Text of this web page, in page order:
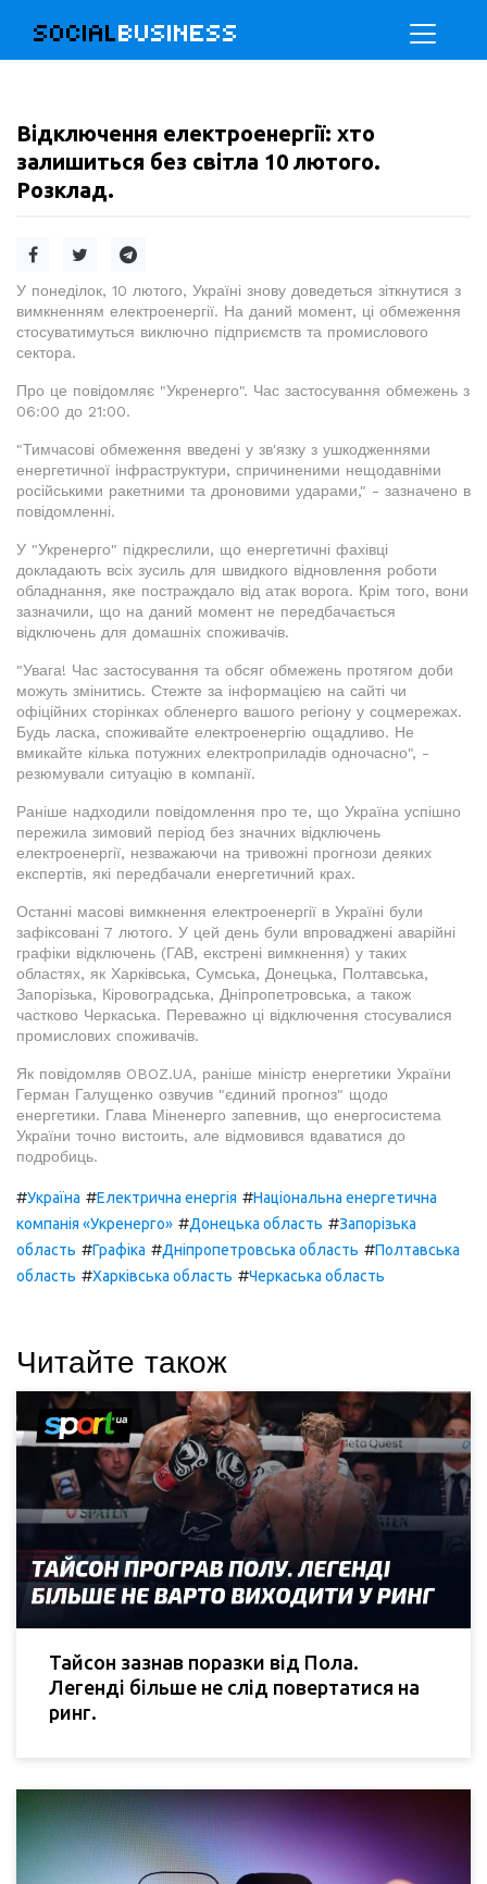
SOCIALBUSINESS
Відключення електроенергії: хто
залишиться без світла 10 лютого.
Розклад.
У понеділок, 10 лютого, Україні знову доведеться зіткнутися з
вимкненням електроенергії. На даний момент, ці обмеження
стосуватимуться виключно підприємств та промислового
сектора.
Про це повідомляє "Укренерго". Час застосування обмежень з
06:00 до 21:00.
"Тимчасові обмеження введені у зв'язку з ушкодженнями
енергетичної інфраструктури, спричиненими нещодавніми
російськими ракетними та дроновими ударами," - зазначено в
повідомленні.
У "Укренерго" підкреслили, що енергетичні фахівці
докладають всіх зусиль для швидкого відновлення роботи
обладнання, яке постраждало від атак ворога. Крім того, вони
зазначили, що на даний момент не передбачається
відключень для домашніх споживачів.
"Увага! Час застосування та обсяг обмежень протягом доби
можуть змінитись. Стежте за інформацією на сайті чи
офіційних сторінках обленерго вашого регіону у соцмережах.
Будь ласка, споживайте електроенергію ощадливо. Не
вмикайте кілька потужних електроприладів одночасно", -
резюмували ситуацію в компанії.
Раніше надходили повідомлення про те, що Україна успішно
пережила зимовий період без значних відключень
електроенергії, незважаючи на тривожні прогнози деяких
експертів, які передбачали енергетичний крах.
Останні масові вимкнення електроенергії в Україні були
зафіксовані 7 лютого. У цей день були впроваджені аварійні
графіки відключень (ГАВ, екстрені вимкнення) у таких
областях, як Харківська, Сумська, Донецька, Полтавська,
Запорізька, Кіровоградська, Дніпропетровська, а також
частково Черкаська. Переважно ці відключення стосувалися
промислових споживачів.
Як повідомляв OBOZ.UA, раніше міністр енергетики України
Герман Галущенко озвучив "єдиний прогноз" щодо
енергетики. Глава Міненерго запевнив, що енергосистема
України точно вистоить, але відмовився вдаватися до
подробиць.
#Україна #Електрична енергія #Національна енергетична
компанія «Укренерго» #Донецька область #Запорізька
область #Графіка #Дніпропетровська область #Полтавська
область #Харківська область #Черкаська область
Читайте також
Тайсон зазнав поразки від Пола.
Легенді більше не слід повертатися на
ринг.